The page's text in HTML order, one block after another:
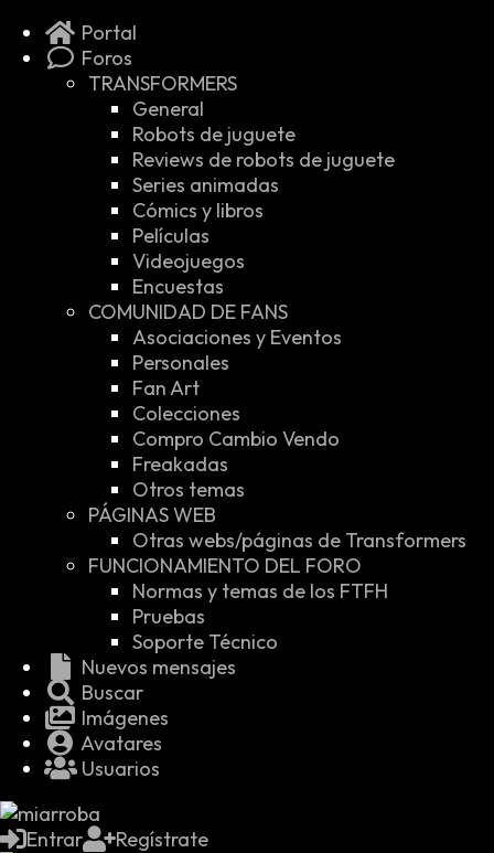
Portal
Foros
TRANSFORMERS
General
Robots de juguete
Reviews de robots de juguete
Series animadas
Cómics y libros
Películas
Videojuegos
Encuestas
COMUNIDAD DE FANS
Asociaciones y Eventos
Personales
Fan Art
Colecciones
Compro Cambio Vendo
Freakadas
Otros temas
PÁGINAS WEB
Otras webs/páginas de Transformers
FUNCIONAMIENTO DEL FORO
Normas y temas de los FTFH
Pruebas
Soporte Técnico
Nuevos mensajes
Buscar
Imágenes
Avatares
Usuarios
Entrar Regístrate